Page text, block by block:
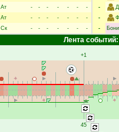
Ат - - - - - -
-
Ат - - - - - -
-
Ск - - - - - - -
-
-
-
Лента событий:
+1
45